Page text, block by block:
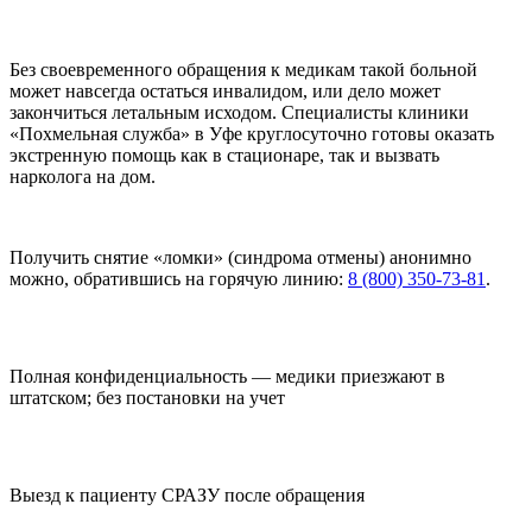
Без своевременного обращения к медикам такой больной
может навсегда остаться инвалидом, или дело может
закончиться летальным исходом. Специалисты клиники
«Похмельная служба» в Уфе круглосуточно готовы оказать
экстренную помощь как в стационаре, так и вызвать
нарколога на дом.
Получить снятие «ломки» (синдрома отмены) анонимно
можно, обратившись на горячую линию: 8 (800) 350-73-81 .
Полная конфиденциальность — медики приезжают в
штатском; без постановки на учет
Выезд к пациенту СРАЗУ после обращения